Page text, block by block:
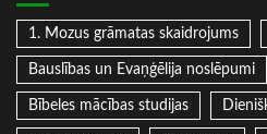
1. Mozus grāmatas skaidrojums
Bauslības un Evaņģēlija noslēpumi
Bībeles mācības studijas